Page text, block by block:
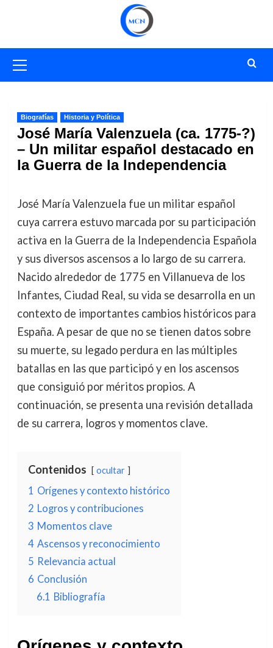
primario
Biografías Historia y Política
José María Valenzuela (ca. 1775-?)
– Un militar español destacado en
la Guerra de la Independencia
José María Valenzuela fue un militar español
cuya carrera estuvo marcada por su participación
activa en la Guerra de la Independencia Española
y sus diversos ascensos a lo largo de su carrera.
Nacido alrededor de 1775 en Villanueva de los
Infantes, Ciudad Real, su vida se desarrolla en un
contexto de importantes cambios históricos para
España. A pesar de que no se tienen datos sobre
su muerte, su legado perdura en las múltiples
batallas en las que participó y en los ascensos
que consiguió por méritos propios. A
continuación, se presenta una revisión detallada
de su carrera, logros y momentos clave.
Contenidos ocultar
1 Orígenes y contexto histórico
2 Logros y contribuciones
3 Momentos clave
4 Ascensos y reconocimiento
5 Relevancia actual
6 Conclusión
6.1 Bibliografía